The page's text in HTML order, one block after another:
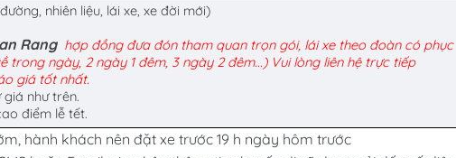
nhiên liệu, lái xe, xe đời mới)
Rang hợp đồng đưa đón tham quan trọn gói, lái xe theo đoàn có phục
trong ngày, 2 ngày 1 đêm, 3 ngày 2 đêm...) Vui lòng liên hệ trực tiếp
giá tốt nhất.
giá như trên.
điểm lễ tết.
hành khách nên đặt xe trước 19 h ngày hôm trước